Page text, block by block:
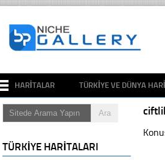
HARITALAR TÜRKIYE VE DÜNYA
TÜRKIYE HARITALARI